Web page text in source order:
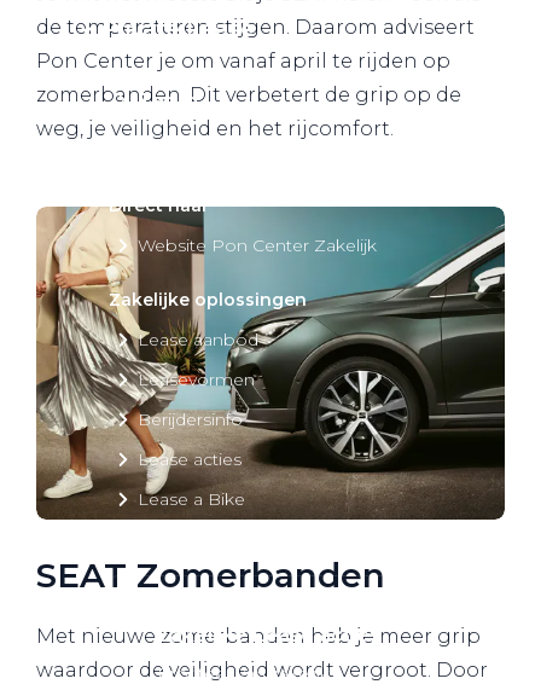
Private Lease
Terug
Direct naar
Website Pon Center Zakelijk
Zakelijke oplossingen
Lease aanbod
Leasevormen
Berijdersinfo
Lease acties
Lease a Bike
Zakelijke Lease acties
Profiteer van zakelijk
de temperaturen stijgen. Daarom adviseert
Pon Center je om vanaf april te rijden op
zomerbanden. Dit verbetert de grip op de
weg, je veiligheid en het rijcomfort.
SEAT Zomerbanden
Met nieuwe zomerbanden heb je meer grip
waardoor de veiligheid wordt vergroot. Door